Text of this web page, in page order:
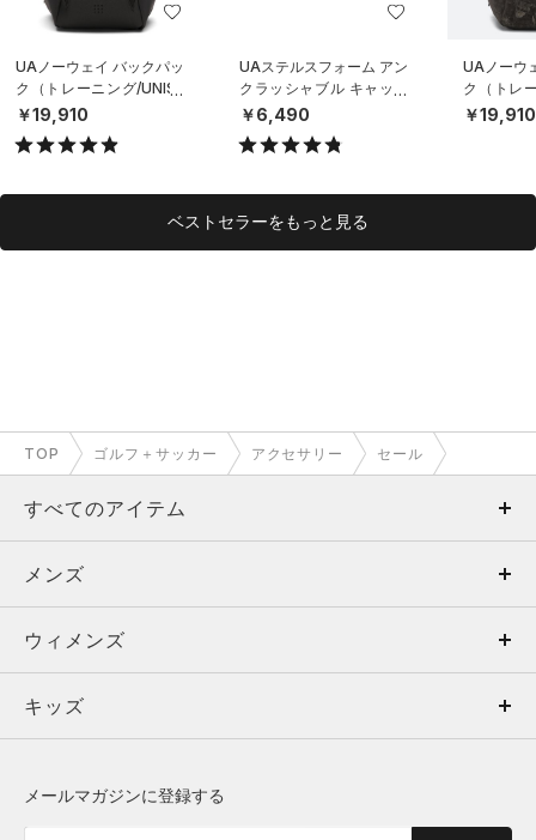
UAノーウェイ バックパッ
ク（トレーニング/UNISE
X）
￥19,910
UAステルスフォーム アン
クラッシャブル キャップ
（ライフスタイル/UNISE
X）
￥6,490
UAノーウ
ク（トレ
X）
￥19,910
ベストセラーをもっと見る
TOP ゴルフ＋サッカー アクセサリー セール
すべてのアイテム
メンズ
ウィメンズ
キッズ
メンズ
トップス
ボトムス
ウィメンズ
トップス
キッズ
メールマガジンに登録する